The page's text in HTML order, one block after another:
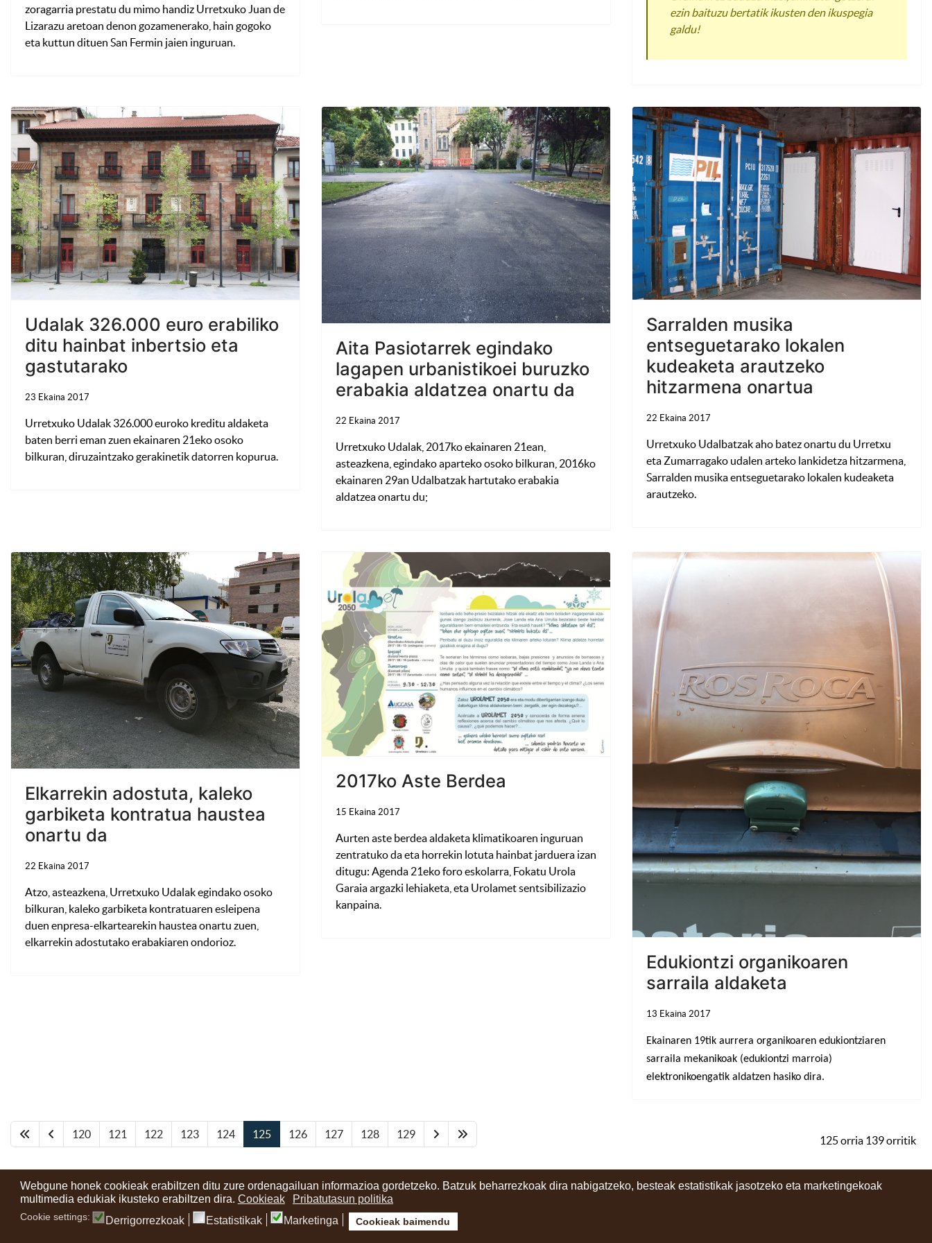
Webgune honek cookieak erabiltzen ditu zure ordenagailuan informazioa gordetzeko. Batzuk beharrezkoak dira nabigatzeko, besteak estatistikak jasotzeko eta marketingekoak
multimedia edukiak ikusteko erabiltzen dira. Cookieak Pribatutasun politika
Cookie settings: Derrigorrezkoak Estatistikak Marketinga Cookieak baimendu
zoragarria prestatu du mimo handiz Urretxuko Juan de
Lizarazu aretoan denon gozamenerako, hain gogoko
eta kuttun dituen San Fermin jaien inguruan.
ezin baituzu bertatik ikusten den ikuspegia
galdu!
Udalak 326.000 euro erabiliko
ditu hainbat inbertsio eta
gastutarako
23 Ekaina 2017
Urretxuko Udalak 326.000 euroko kreditu aldaketa
baten berri eman zuen ekainaren 21eko osoko
bilkuran, diruzaintzako gerakinetik datorren kopurua.
Aita Pasiotarrek egindako
lagapen urbanistikoei buruzko
erabakia aldatzea onartu da
22 Ekaina 2017
Urretxuko Udalak, 2017ko ekainaren 21ean,
asteazkena, egindako aparteko osoko bilkuran, 2016ko
ekainaren 29an Udalbatzak hartutako erabakia
aldatzea onartu du;
Sarralden musika
entseguetarako lokalen
kudeaketa arautzeko
hitzarmena onartua
22 Ekaina 2017
Urretxuko Udalbatzak aho batez onartu du Urretxu
eta Zumarragako udalen arteko lankidetza hitzarmena,
Sarralden musika entseguetarako lokalen kudeaketa
arautzeko.
Elkarrekin adostuta, kaleko
garbiketa kontratua haustea
onartu da
22 Ekaina 2017
Atzo, asteazkena, Urretxuko Udalak egindako osoko
bilkuran, kaleko garbiketa kontratuaren esleipena
duen enpresa-elkartearekin haustea onartu zuen,
elkarrekin adostutako erabakiaren ondorioz.
2017ko Aste Berdea
15 Ekaina 2017
Aurten aste berdea aldaketa klimatikoaren inguruan
zentratuko da eta horrekin lotuta hainbat jarduera izan
ditugu: Agenda 21eko foro eskolarra, Fokatu Urola
Garaia argazki lehiaketa, eta Urolamet sentsibilizazio
kanpaina.
Edukiontzi organikoaren
sarraila aldaketa
13 Ekaina 2017
Ekainaren 19tik aurrera organikoaren edukiontziaren
sarraila mekanikoak (edukiontzi marroia)
elektronikoengatik aldatzen hasiko dira.
125 orria 139 orritik
120 121 122 123 124 125 126 127 128 129
Erabilera baldintzak Lege oharra Berriak Zure iritzia